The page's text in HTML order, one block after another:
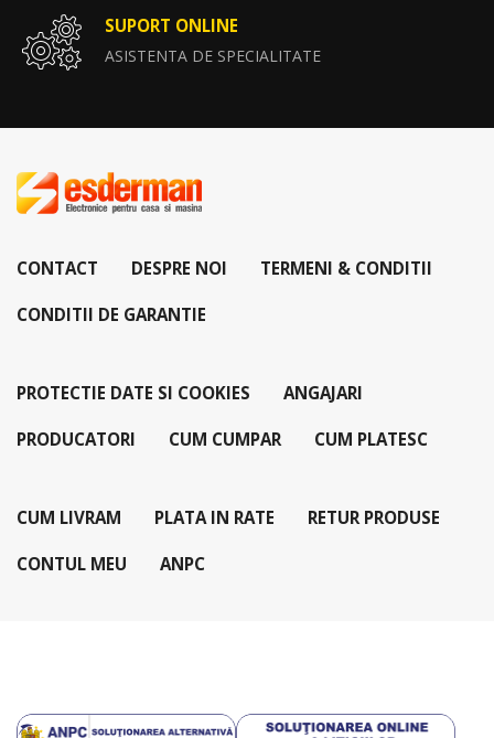
SUPORT ONLINE
ASISTENTA DE SPECIALITATE
CONTACT DESPRE NOI TERMENI & CONDITII
CONDITII DE GARANTIE
PROTECTIE DATE SI COOKIES ANGAJARI
PRODUCATORI CUM CUMPAR CUM PLATESC
CUM LIVRAM PLATA IN RATE RETUR PRODUSE
CONTUL MEU ANPC